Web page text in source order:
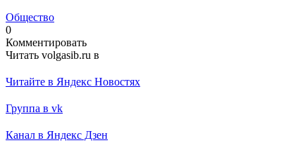
Общество
0
Комментировать
Читать volgasib.ru в
Читайте в Яндекс Новостях
Группа в vk
Канал в Яндекс Дзен